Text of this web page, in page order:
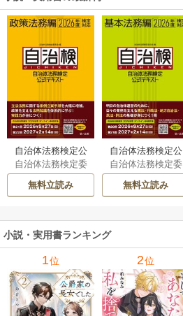
自治体法務検定公
式テキスト 政策
法務編 ２０２６
年度検定対応 1巻
自治体法務検定委
員会
無料立読み
自治体法務検定公
式テキスト 基本
法務編 ２０２６
年度検定対応 1巻
自治体法務検定委
員会
無料立読み
小説・実用書ランキング
1位 2位